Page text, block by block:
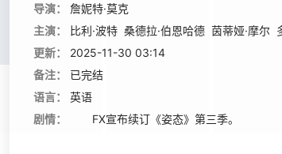
导演：
詹妮特·莫克
主演：
比利·波特 桑德拉·伯恩哈德 茵蒂娅·摩尔
更新：
2025-11-30 03:14
备注：
已完结
语言：
英语
剧情：
FX宣布续订《姿态》第三季。